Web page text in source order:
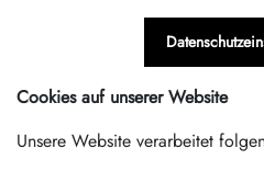
Cookies auf unserer Website
Unsere Website verarbeitet